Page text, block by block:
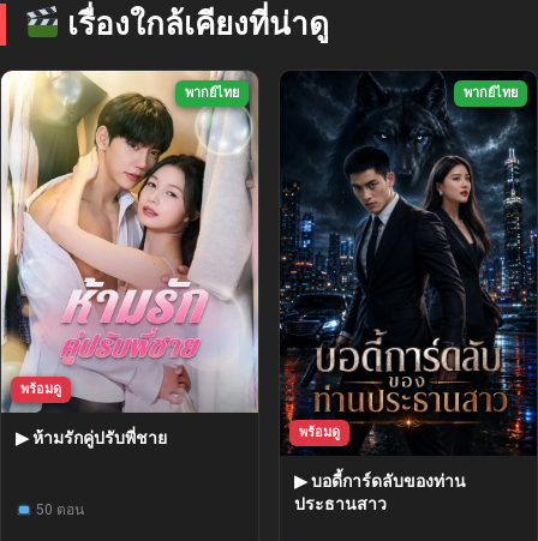
เรื่องใกล้เคียงที่น่าดู
พากย์ไทย
พร้อมดู
▶ ห้ามรักคู่ปรับพี่ชาย
50 ตอน
พากย์ไทย
พร้อมดู
▶ บอดี้การ์ดลับของท่าน
ประธานสาว